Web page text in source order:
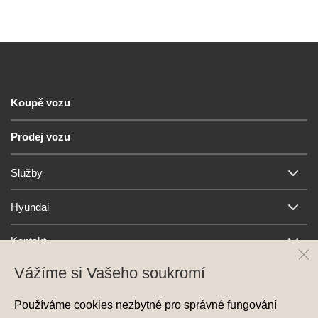
Koupě vozu
Prodej vozu
Služby
Hyundai
Kontakt
Vážíme si Vašeho soukromí
Používáme cookies nezbytné pro správné fungování